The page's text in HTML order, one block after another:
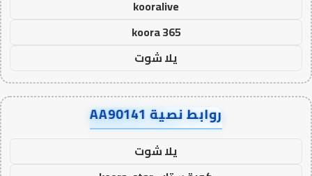
kooralive
koora 365
يلا شوت
روابط نصية AA90141
يلا شوت